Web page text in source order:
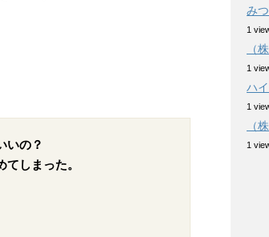
いの？
しまった。
み
1
（
1
ハ
1
（
1